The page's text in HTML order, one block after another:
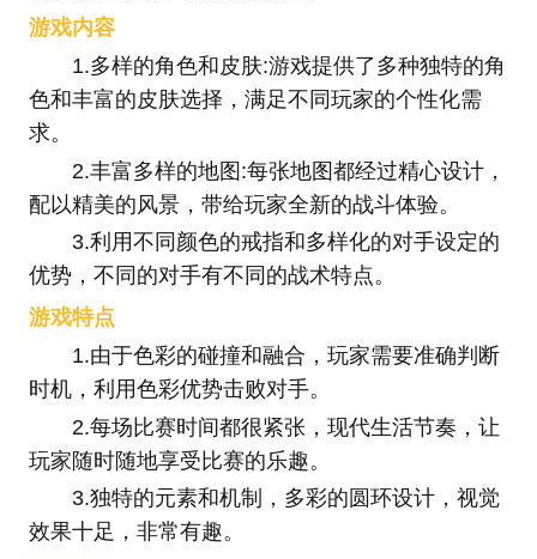
游戏内容
1.多样的角色和皮肤:游戏提供了多种独特的角
色和丰富的皮肤选择，满足不同玩家的个性化需
求。
2.丰富多样的地图:每张地图都经过精心设计，
配以精美的风景，带给玩家全新的战斗体验。
3.利用不同颜色的戒指和多样化的对手设定的
优势，不同的对手有不同的战术特点。
游戏特点
1.由于色彩的碰撞和融合，玩家需要准确判断
时机，利用色彩优势击败对手。
2.每场比赛时间都很紧张，现代生活节奏，让
玩家随时随地享受比赛的乐趣。
3.独特的元素和机制，多彩的圆环设计，视觉
效果十足，非常有趣。